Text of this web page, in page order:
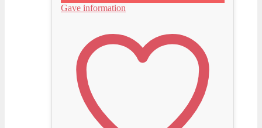
Gave information